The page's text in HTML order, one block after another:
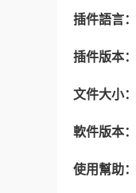
插件語言：
插件版本：
文件大小：
軟件版本：
使用幫助：